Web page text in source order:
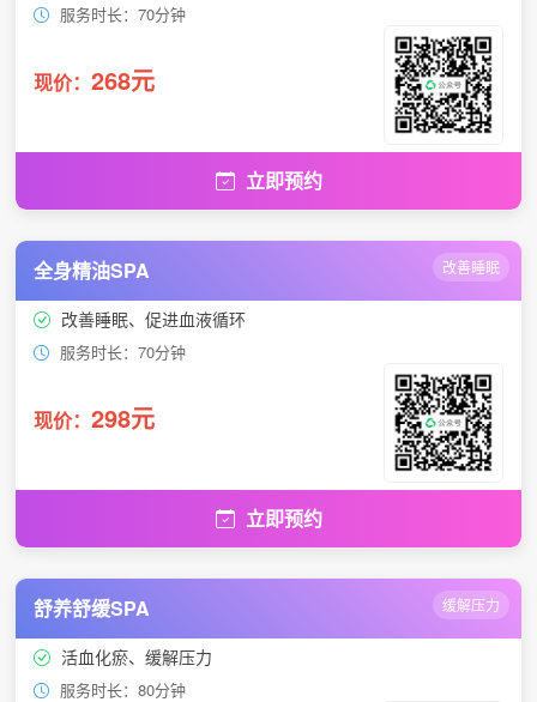
服务时长：70分钟
现价： 268元
立即预约
全身精油SPA 改善睡眠
改善睡眠、促进血液循环
服务时长：70分钟
现价： 298元
立即预约
舒养舒缓SPA 缓解压力
活血化瘀、缓解压力
服务时长：80分钟